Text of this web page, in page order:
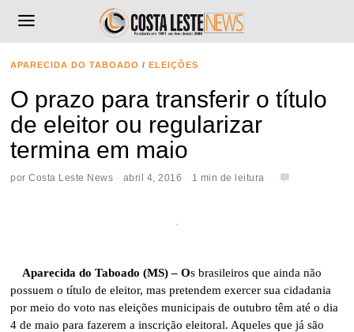
APARECIDA DO TABOADO / ELEIÇÕES
O prazo para transferir o título
de eleitor ou regularizar
termina em maio
porCosta Leste News abril 4, 2016 1 min de leitura
Aparecida do Taboado (MS) – Os brasileiros que ainda não
possuem o título de eleitor, mas pretendem exercer sua cidadania
por meio do voto nas eleições municipais de outubro têm até o dia
4 de maio para fazerem a inscrição eleitoral. Aqueles que já são